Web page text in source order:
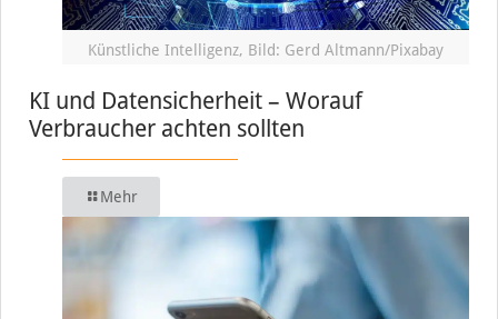
Künstliche Intelligenz, Bild: Gerd Altmann/Pixabay
KI und Datensicherheit – Worauf
Verbraucher achten sollten
Mehr